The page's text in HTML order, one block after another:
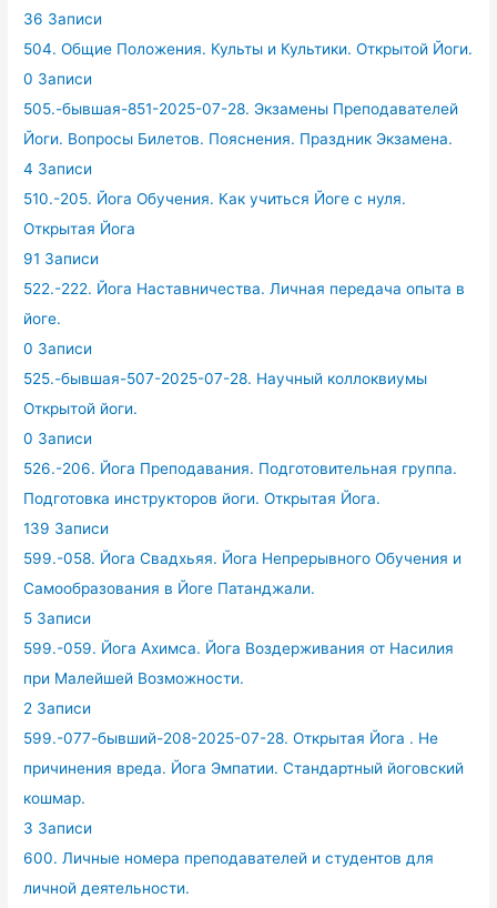
36 Записи
504. Общие Положения. Культы и Культики. Открытой Йоги.
0 Записи
505.-бывшая-851-2025-07-28. Экзамены Преподавателей
Йоги. Вопросы Билетов. Пояснения. Праздник Экзамена.
4 Записи
510.-205. Йога Обучения. Как учиться Йоге с нуля.
Открытая Йога
91 Записи
522.-222. Йога Наставничества. Личная передача опыта в
йоге.
0 Записи
525.-бывшая-507-2025-07-28. Научный коллоквиумы
Открытой йоги.
0 Записи
526.-206. Йога Преподавания. Подготовительная группа.
Подготовка инструкторов йоги. Открытая Йога.
139 Записи
599.-058. Йога Свадхьяя. Йога Непрерывного Обучения и
Самообразования в Йоге Патанджали.
5 Записи
599.-059. Йога Ахимса. Йога Воздерживания от Насилия
при Малейшей Возможности.
2 Записи
599.-077-бывший-208-2025-07-28. Открытая Йога . Не
причинения вреда. Йога Эмпатии. Стандартный йоговский
кошмар.
3 Записи
600. Личные номера преподавателей и студентов для
личной деятельности.